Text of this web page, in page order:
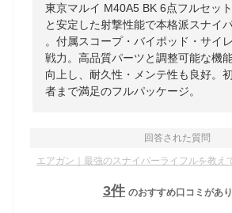
東京マルイ M40A5 BK 6点フルセッ
と安定した射撃性能で本格派スナイ
。付属スコープ・バイポッド・サイ
戦力。高品質パーツと調整可能な機
向上し、耐久性・メンテ性も良好。
者まで満足のフルパッケージ。
回答された質問
エアガン｜最強のスナイパーライフルを教え
3件 のおすすめ口コミがあ